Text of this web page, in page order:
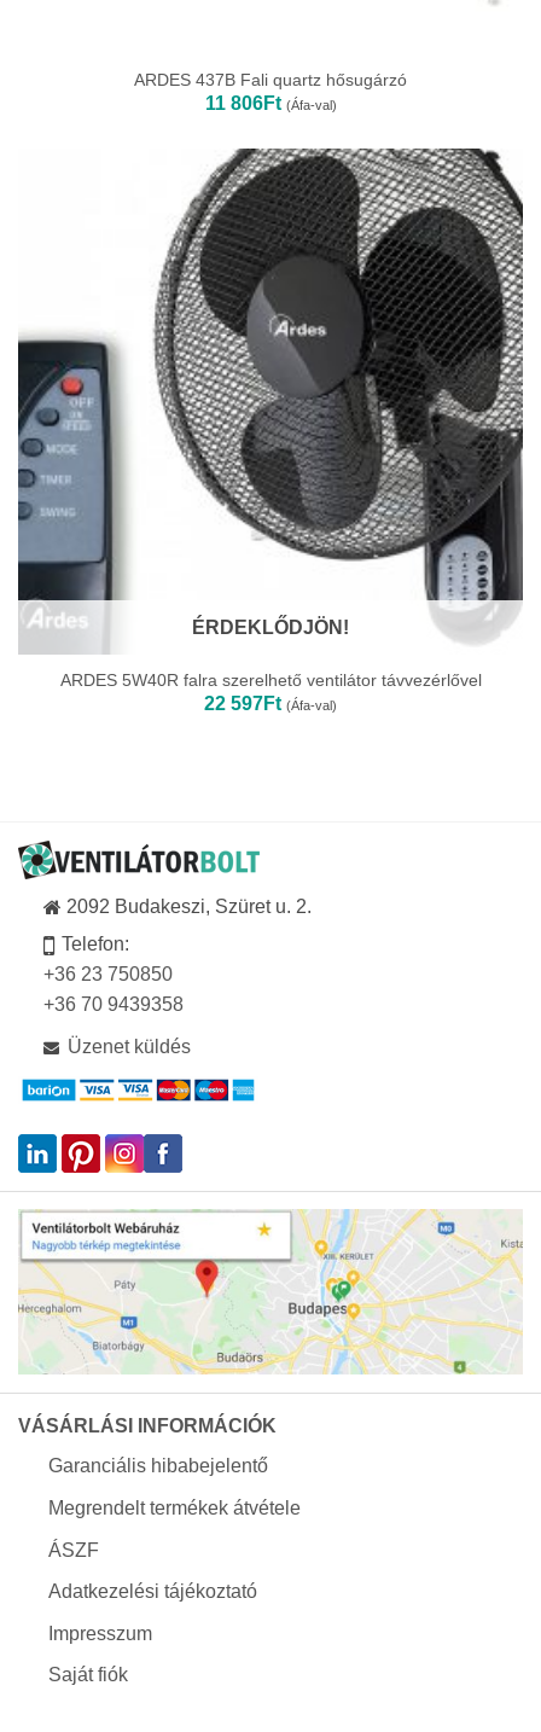
ARDES 437B Fali quartz hősugárzó
11 806Ft (Áfa-val)
ÉRDEKLŐDJÖN!
ARDES 5W40R falra szerelhető ventilátor távvezérlővel
22 597Ft (Áfa-val)
2092 Budakeszi, Szüret u. 2.
Telefon:
+36 23 750850
+36 70 9439358
Üzenet küldés
VÁSÁRLÁSI INFORMÁCIÓK
Garanciális hibabejelentő
Megrendelt termékek átvétele
ÁSZF
Adatkezelési tájékoztató
Impresszum
Saját fiók